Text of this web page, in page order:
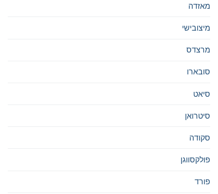
מאזדה
מיצובישי
מרצדס
סובארו
סיאט
סיטרואן
סקודה
פולקסווגן
פורד